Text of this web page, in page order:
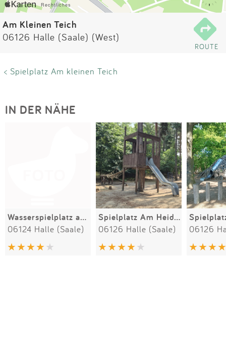
Am Kleinen Teich
06126 Halle (Saale) (West)
ROUTE
< Spielplatz Am kleinen Teich
IN DER NÄHE
Wasserspielplatz am Gastronom
06124 Halle (Saale)
Spielplatz Am Heidebad
06126 Halle (Saale) 06126